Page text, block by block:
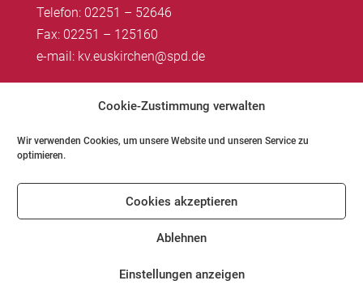
Cookie-Zustimmung verwalten
Wir verwenden Cookies, um unsere Website und unseren Service zu
optimieren.
Cookies akzeptieren
Ablehnen
Einstellungen anzeigen
Telefon: 02251 – 52646
Fax: 02251 – 125160
e-mail: kv.euskirchen@spd.de
Impressum Datenschutz
Cookie-Richtlinie (EU)